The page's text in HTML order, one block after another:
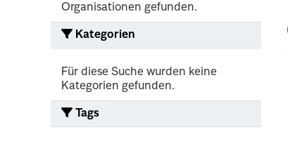
Organisationen gefunden.
Kategorien
Für diese Suche wurden keine
Kategorien gefunden.
Tags